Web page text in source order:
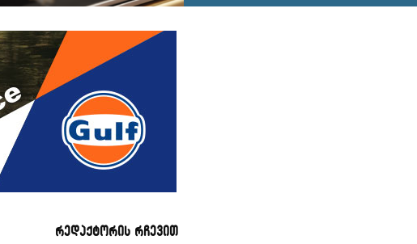
რედაქტორის რჩევით